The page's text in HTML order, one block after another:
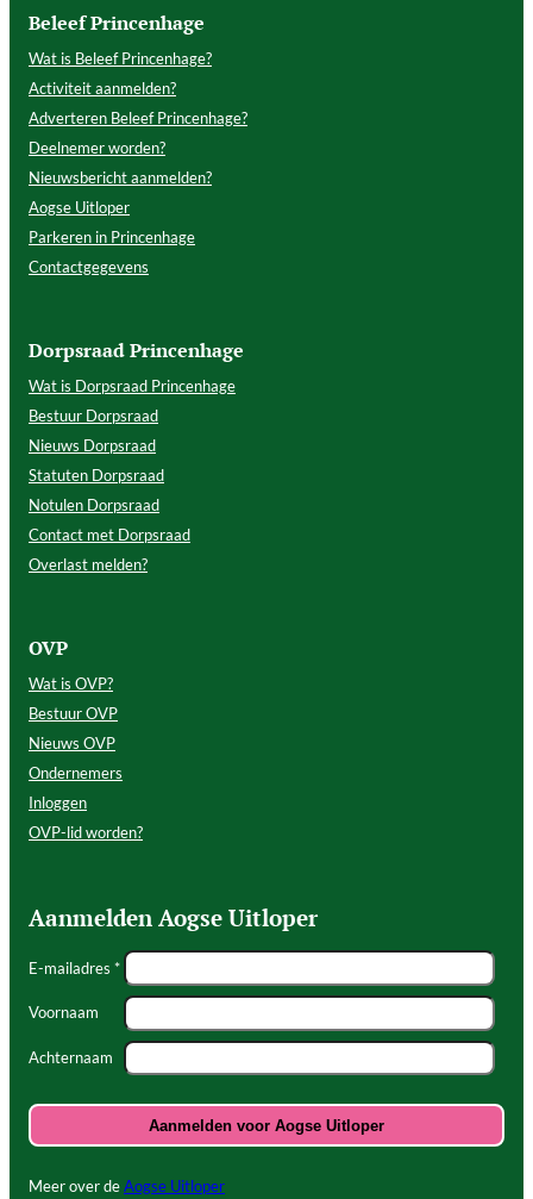
Beleef Princenhage
Wat is Beleef Princenhage?
Activiteit aanmelden?
Adverteren Beleef Princenhage?
Deelnemer worden?
Nieuwsbericht aanmelden?
Aogse Uitloper
Parkeren in Princenhage
Contactgegevens
Dorpsraad Princenhage
Wat is Dorpsraad Princenhage
Bestuur Dorpsraad
Nieuws Dorpsraad
Statuten Dorpsraad
Notulen Dorpsraad
Contact met Dorpsraad
Overlast melden?
OVP
Wat is OVP?
Bestuur OVP
Nieuws OVP
Ondernemers
Inloggen
OVP-lid worden?
Aanmelden Aogse Uitloper
E-mailadres *
Voornaam
Achternaam
Meer over deAogse Uitloper